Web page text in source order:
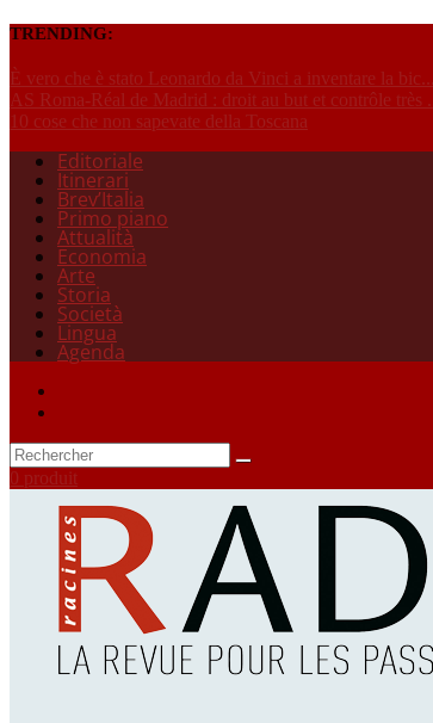
TRENDING:
È vero che è stato Leonardo da Vinci a inventare la bic...
AS Roma-Réal de Madrid : droit au but et contrôle très ...
10 cose che non sapevate della Toscana
Editoriale
Itinerari
Brev’Italia
Primo piano
Attualità
Economia
Arte
Storia
Società
Lingua
Agenda
0 produit